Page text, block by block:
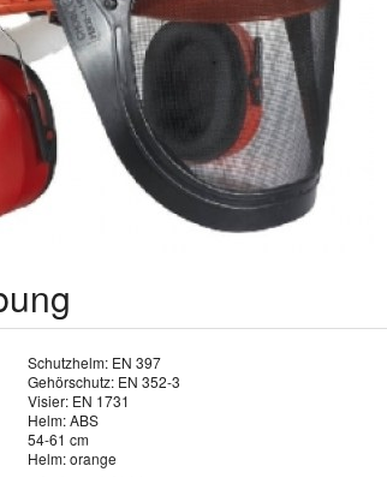
Schutzhelm: EN 397
Gehörschutz: EN 352-3
Visier: EN 1731
Helm: ABS
54-61 cm
Helm: orange